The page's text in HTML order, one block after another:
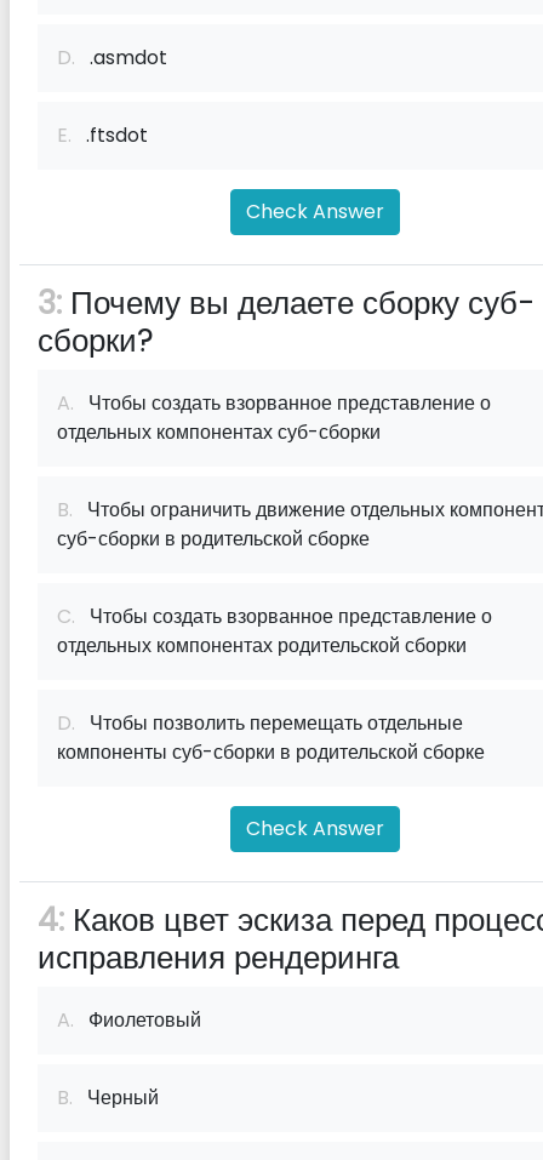
D. .asmdot
E. .ftsdot
Check Answer
3: Почему вы делаете сборку суб-
сборки?
A. Чтобы создать взорванное представление о
отдельных компонентах суб-сборки
B. Чтобы ограничить движение отдельных
суб-сборки в родительской сборке
C. Чтобы создать взорванное представление о
отдельных компонентах родительской сборки
D. Чтобы позволить перемещать отдельные
компоненты суб-сборки в родительской сборке
Check Answer
4: Каков цвет эскиза перед
исправления рендеринга
A. Фиолетовый
B. Черный